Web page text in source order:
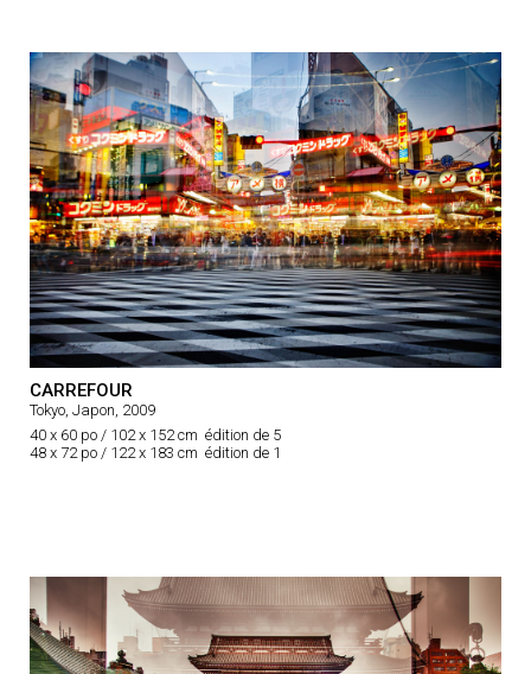
CARREFOUR
Tokyo, Japon, 2009
40 x 60 po / 102 x 152 cm édition de 5
48 x 72 po / 122 x 183 cm édition de 1